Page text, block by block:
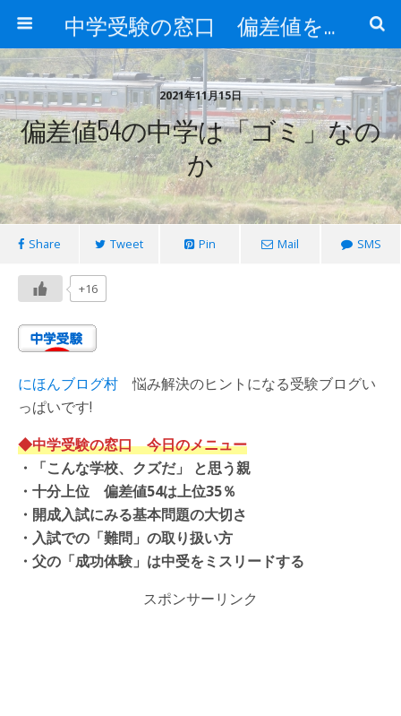
中学受験の窓口 偏差値を上げる勉強法
2021年11月15日
偏差値54の中学は「ゴミ」なの
か
Share Tweet Pin Mail SMS
+16
にほんブログ村 悩み解決のヒントになる受験ブログい
っぱいです!
◆中学受験の窓口 今日のメニュー
・「こんな学校、クズだ」 と思う親
・十分上位 偏差値54は上位35％
・開成入試にみる基本問題の大切さ
・ 入試での「難問」の取り扱い方
・父の「成功体験」は中受をミスリードする
スポンサーリンク